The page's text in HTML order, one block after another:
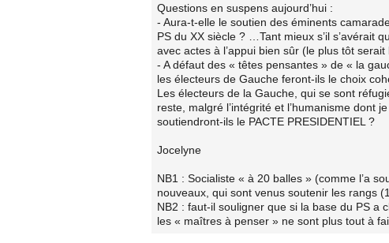
Questions en suspens aujourd’hui :
- Aura-t-elle le soutien des éminents
PS du XX siècle ? …Tant mieux s’il s’avérait
avec actes à l’appui bien sûr (le plus tôt
- A défaut des « têtes pensantes » de « la
les électeurs de Gauche feront-ils le choix
Les électeurs de la Gauche, qui se sont
reste, malgré l’intégrité et l’humanisme dont
soutiendront-ils le PACTE PRESIDENTIEL ?
Jocelyne
NB1 : Socialiste « à 20 balles » (comme l’a
nouveaux, qui sont venus soutenir les rangs
NB2 : faut-il souligner que si la base du PS a
les « maîtres à penser » ne sont plus tout à